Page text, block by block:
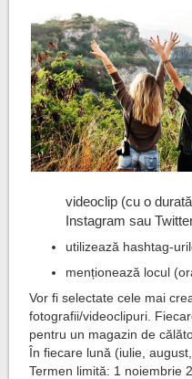
videoclip (cu o
Instagram sau
utilizează hashtag-
menționează locul
Vor fi selectate cele mai
fotografii/videoclipuri.
pentru un magazin de
În fiecare lună (iulie,
Termen limită: 1 noiembrie